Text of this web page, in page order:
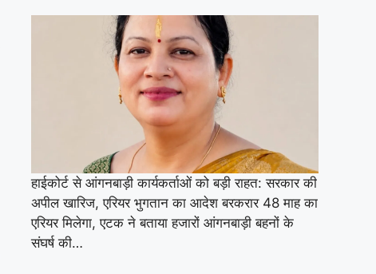
हाईकोर्ट से आंगनबाड़ी कार्यकर्ताओं को बड़ी राहत: सरकार की
अपील खारिज, एरियर भुगतान का आदेश बरकरार 48 माह का
एरियर मिलेगा, एटक ने बताया हजारों आंगनबाड़ी बहनों के
संघर्ष की…